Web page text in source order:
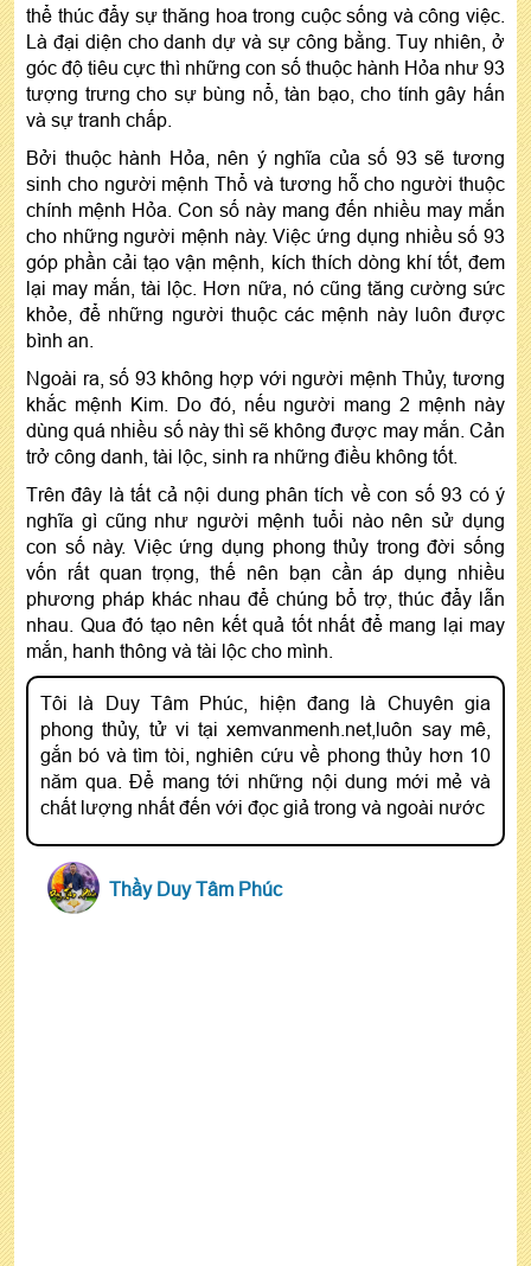
thể thúc đẩy sự thăng hoa trong cuộc sống và công việc.
Là đại diện cho danh dự và sự công bằng. Tuy nhiên, ở
góc độ tiêu cực thì những con số thuộc hành Hỏa như 93
tượng trưng cho sự bùng nổ, tàn bạo, cho tính gây hấn
và sự tranh chấp.
Bởi thuộc hành Hỏa, nên ý nghĩa của số 93 sẽ tương
sinh cho người mệnh Thổ và tương hỗ cho người thuộc
chính mệnh Hỏa. Con số này mang đến nhiều may mắn
cho những người mệnh này. Việc ứng dụng nhiều số 93
góp phần cải tạo vận mệnh, kích thích dòng khí tốt, đem
lại may mắn, tài lộc. Hơn nữa, nó cũng tăng cường sức
khỏe, để những người thuộc các mệnh này luôn được
bình an.
Ngoài ra, số 93 không hợp với người mệnh Thủy, tương
khắc mệnh Kim. Do đó, nếu người mang 2 mệnh này
dùng quá nhiều số này thì sẽ không được may mắn. Cản
trở công danh, tài lộc, sinh ra những điều không tốt.
Trên đây là tất cả nội dung phân tích về con số 93 có ý
nghĩa gì cũng như người mệnh tuổi nào nên sử dụng
con số này. Việc ứng dụng phong thủy trong đời sống
vốn rất quan trọng, thế nên bạn cần áp dụng nhiều
phương pháp khác nhau để chúng bổ trợ, thúc đẩy lẫn
nhau. Qua đó tạo nên kết quả tốt nhất để mang lại may
mắn, hanh thông và tài lộc cho mình.
Tôi là Duy Tâm Phúc, hiện đang là Chuyên gia
phong thủy, tử vi tại xemvanmenh.net,luôn say mê,
gắn bó và tìm tòi, nghiên cứu về phong thủy hơn 10
năm qua. Để mang tới những nội dung mới mẻ và
chất lượng nhất đến với đọc giả trong và ngoài nước
Thầy Duy Tâm Phúc